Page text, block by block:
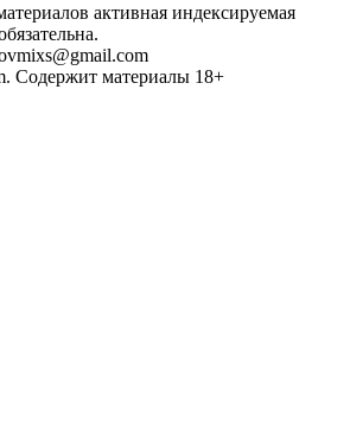
активная индексируемая
Содержит материалы 18+